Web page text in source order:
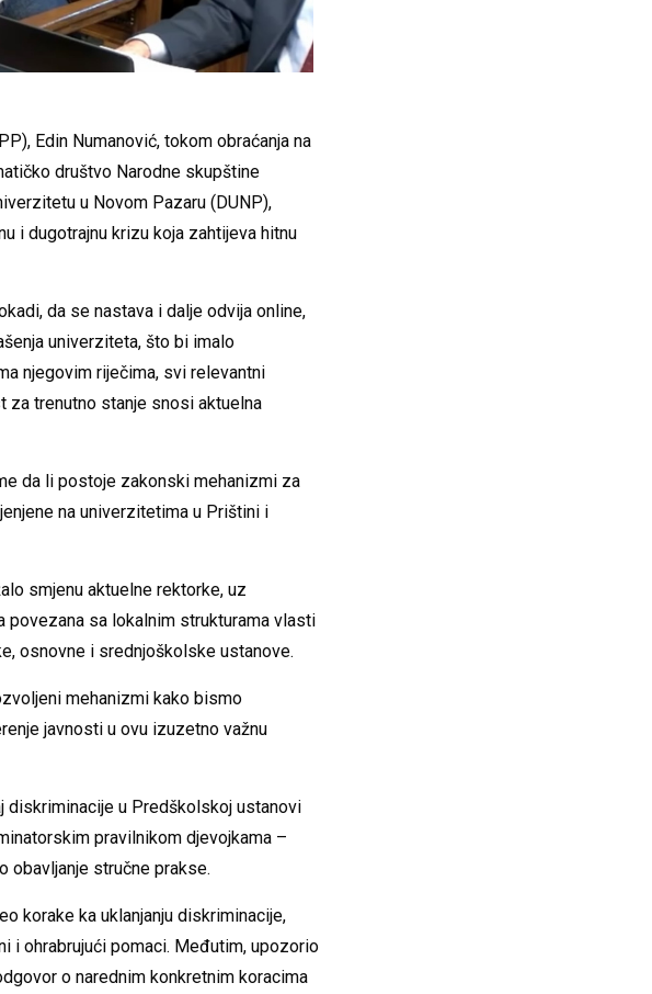
Edin Numanović, tokom obraćanja na
društvo Narodne skupštine
u Novom Pazaru (DUNP),
i dugotrajnu krizu koja zahtijeva hitnu
da se nastava i dalje odvija online,
univerziteta, što bi imalo
njegovim riječima, svi relevantni
za trenutno stanje snosi aktuelna
da li postoje zakonski mehanizmi za
na univerzitetima u Prištini i
smjenu aktuelne rektorke, uz
povezana sa lokalnim strukturama vlasti
osnovne i srednjoškolske ustanove.
mehanizmi kako bismo
javnosti u ovu izuzetno važnu
diskriminacije u Predškolskoj ustanovi
pravilnikom djevojkama –
obavljanje stručne prakse.
korake ka uklanjanju diskriminacije,
i ohrabrujući pomaci. Međutim, upozorio
o narednim konkretnim koracima